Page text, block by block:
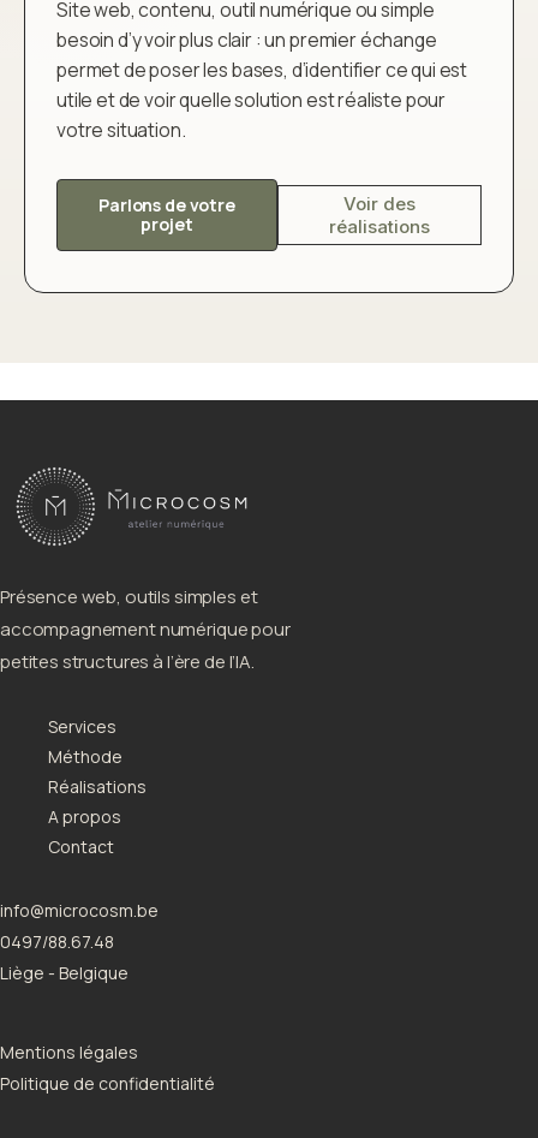
Site web, contenu, outil numérique ou simple
besoin d’y voir plus clair : un premier échange
permet de poser les bases, d’identifier ce qui est
utile et de voir quelle solution est réaliste pour
votre situation.
Parlons de votre
projet
Voir des
réalisations
Présence web, outils simples et
accompagnement numérique pour
petites structures à l’ère de l’IA.
Services
Méthode
Réalisations
A propos
Contact
info@microcosm.be
0497/88.67.48
Liège - Belgique
Mentions légales
Politique de confidentialité